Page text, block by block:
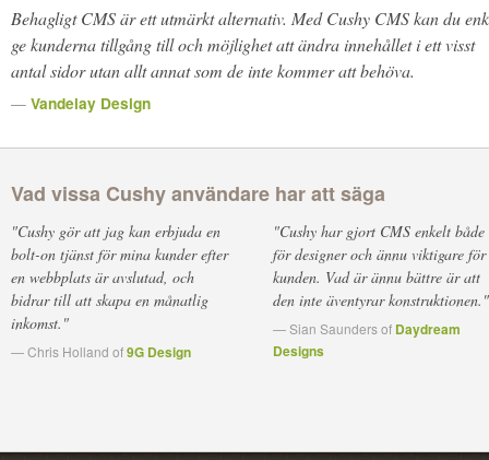
Behagligt CMS är ett utmärkt alternativ. Med Cushy CMS kan du
ge kunderna tillgång till och möjlighet att ändra innehållet i ett visst
antal sidor utan allt annat som de inte kommer att behöva.
— Vandelay Design
Vad vissa Cushy användare har att säga
"Cushy gör att jag kan erbjuda en
bolt-on tjänst för mina kunder efter
en webbplats är avslutad, och
bidrar till att skapa en månatlig
inkomst."
— Chris Holland of9G Design
"Cushy har gjort CMS enkelt både
för designer och ännu viktigare för
kunden. Vad är ännu bättre är att
den inte äventyrar konstruktionen."
— Sian Saunders of Daydream
Designs